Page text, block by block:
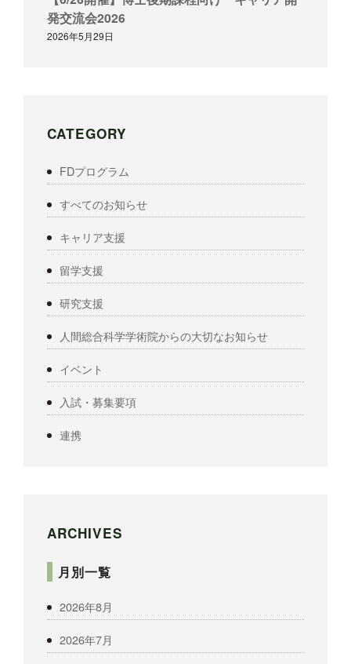
発交流会2026
2026年5月29日
CATEGORY
FDプログラム
すべてのお知らせ
キャリア支援
留学支援
研究支援
人間総合科学学術院からの大切なお知らせ
イベント
入試・募集要項
連携
ARCHIVES
月別一覧
2026年8月
2026年7月